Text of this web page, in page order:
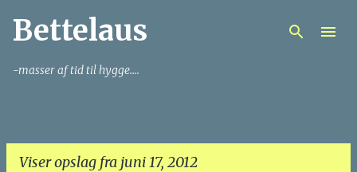
Bettelaus
-masser af tid til hygge....
Viser opslag fra juni 17, 2012